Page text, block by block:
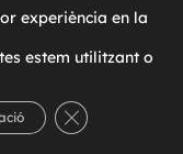
experiència en la
estem utilitzant o
Tanca el